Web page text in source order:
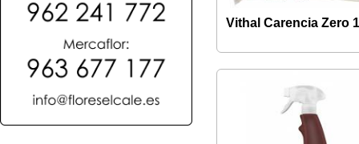
Vithal Carencia Zero